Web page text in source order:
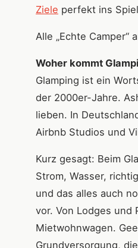
Ziele perfekt ins
Alle „Echte
Woher kommt
Glamping ist ein
der 2000er-Jahre.
lieben. In
Airbnb Studios und
Kurz gesagt: Beim
Strom, Wasser,
und das alles auch
vor. Von Lodges und
Mietwohnwagen.
Grundversorgung,